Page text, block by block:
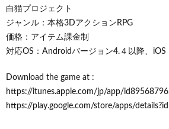
白猫プロジェクト
ジャンル：本格3DアクションRPG
価格：アイテム課金制
対応OS：Androidバージョン4.４以降、iOS
Download the game at :
https://itunes.apple.com/jp/app/
https://play.google.com/store/apps/